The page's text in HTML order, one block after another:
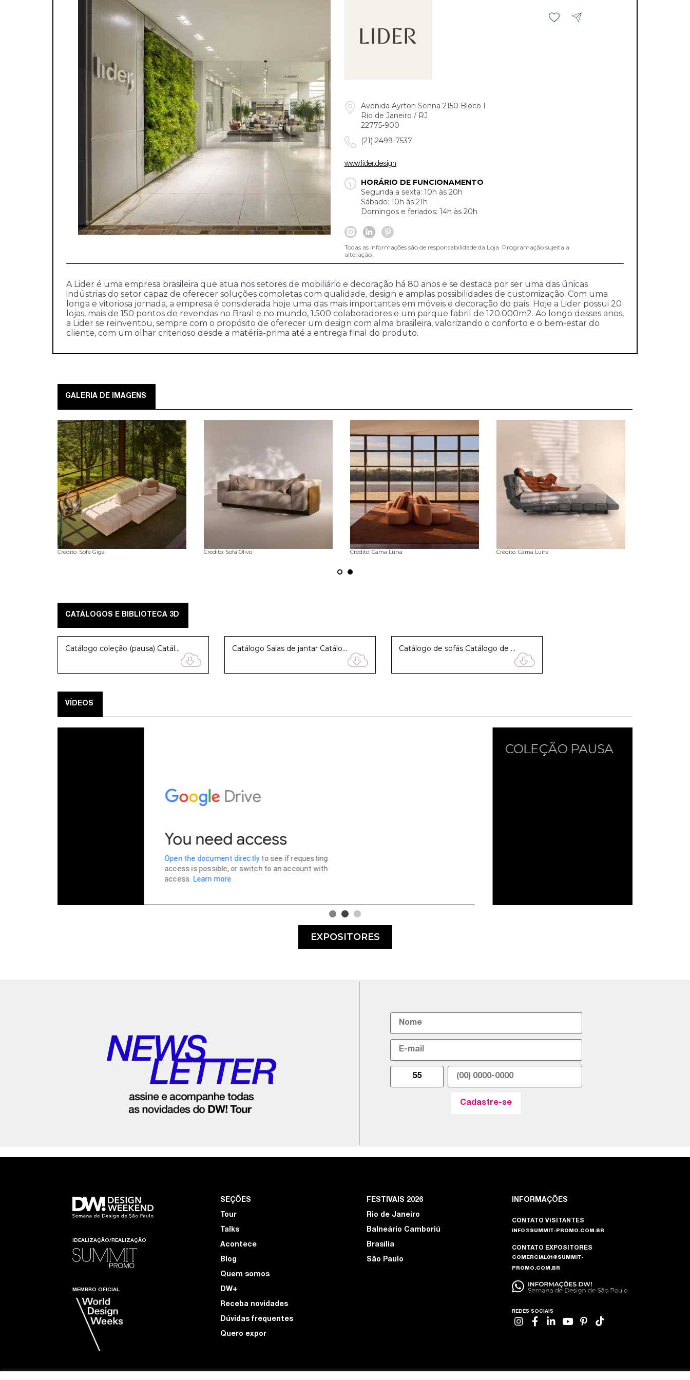
Avenida Ayrton Senna 2150 Bloco I
Rio de Janeiro / RJ
22775-900
(21) 2499-7537
www.lider.design
HORÁRIO DE FUNCIONAMENTO
Segunda a sexta: 10h às 20h
Sábado: 10h às 21h
Domingos e feriados: 14h às 20h
Todas as informações são de responsabilidade da Loja. Programação sujeita a
alteração.
A Lider é uma empresa brasileira que atua nos setores de mobiliário e decoração há 80 anos e se destaca por ser uma das únicas
indústrias do setor capaz de oferecer soluções completas com qualidade, design e amplas possibilidades de customização. Com uma
longa e vitoriosa jornada, a empresa é considerada hoje uma das mais importantes em móveis e decoração do país. Hoje a Lider possui 20
lojas, mais de 150 pontos de revendas no Brasil e no mundo, 1.500 colaboradores e um parque fabril de 120.000m2. Ao longo desses anos,
a Lider se reinventou, sempre com o propósito de oferecer um design com alma brasileira, valorizando o conforto e o bem-estar do
cliente, com um olhar criterioso desde a matéria-prima até a entrega final do produto.
GALERIA DE IMAGENS
Crédito: Sofá Giga Crédito: Sofá Olivo Crédito: Cama Luna Crédito: Cama Luna
CATÁLOGOS E BIBLIOTECA 3D
Catálogo coleção (pausa) Catálogo coleção (pausa) Catálogo coleção (pausa) Catálogo coleção (pausa) Catálogo coleção (pausa) Catálogo Salas de jantar Catálogo Salas de jantar Catálogo Salas de jantar Catálogo Salas de jantar Catálogo Salas de jantar Catálogo de sofás Catálogo de sofás Catálogo de sofás Catálogo de sofás Catálogo de sofás
VÍDEOS
SALAS DE JANTAR
EXPOSITORES
IDEALIZAÇÃO/REALIZAÇÃO
MEMBRO OFICIAL
SEÇÕES
Tour
Talks
Acontece
Blog
Quem somos
DW+
Receba novidades
Dúvidas frequentes
Quero expor
FESTIVAIS 2026
Rio de Janeiro
Balneário Camboriú
Brasília
São Paulo
INFORMAÇÕES
CONTATO VISITANTES
INFO@SUMMIT-PROMO.COM.BR
CONTATO EXPOSITORES
COMERCIAL01@SUMMIT-
PROMO.COM.BR
REDES SOCIAIS